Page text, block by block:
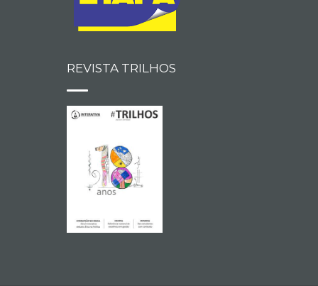
REVISTA TRILHOS